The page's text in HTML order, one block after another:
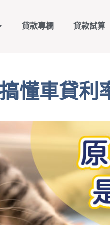
貸款專欄 貸款試算
懂車貸利